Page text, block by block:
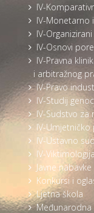
IV-
IV-Monetarno
IV-
IV-Osnovi
IV-Pravna
i arbitražnog
IV-Pravo
IV-Studij
IV-Sudstvo za
IV-Umjetničko
IV-Ustavno
IV-
Javne nabavke
Konkursi i
Ljetna škola
Međunarodna